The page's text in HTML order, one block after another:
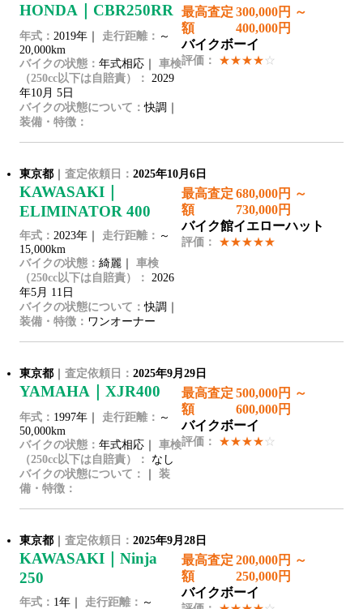
HONDA｜CBR250RR
年式： 2019年｜ 走行距離： ～
20,000km
バイクの状態： 年式相応｜ 車検
（250cc以下は自賠責）：
2029
年10月 5日
バイクの状態について：快調｜
装備・特徴：
最高査定
額
300,000円 ～
400,000円
バイクボーイ
評価： ★★★★ ☆
東京都 ｜ 査定依頼日： 2025年10月6日
KAWASAKI｜
ELIMINATOR 400
年式： 2023年｜ 走行距離： ～
15,000km
バイクの状態： 綺麗｜ 車検
（250cc以下は自賠責）：
2026
年5月 11日
バイクの状態について：快調｜
装備・特徴： ワンオーナー
最高査定
額
680,000円 ～
730,000円
バイク館イエローハット
評価： ★★★★★
東京都 ｜ 査定依頼日： 2025年9月29日
YAMAHA｜XJR400
年式： 1997年｜ 走行距離： ～
50,000km
バイクの状態： 年式相応｜ 車検
（250cc以下は自賠責）：
なし
バイクの状態について：
｜ 装
備・特徴：
最高査定
額
500,000円 ～
600,000円
バイクボーイ
評価： ★★★★ ☆
東京都 ｜ 査定依頼日： 2025年9月28日
KAWASAKI｜Ninja
250
年式： 1年｜ 走行距離： ～
最高査定
額
200,000円 ～
250,000円
バイクボーイ